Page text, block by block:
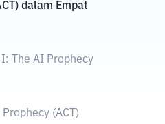
dalam Empat
The AI Prophecy
(ACT)